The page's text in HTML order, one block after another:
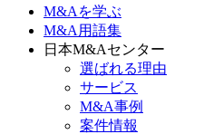
M&Aを学ぶ
M&A用語集
日本M&Aセンター
選ばれる理由
サービス
M&A事例
案件情報